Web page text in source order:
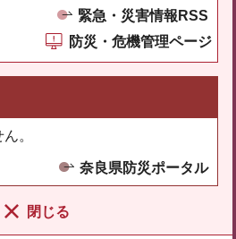
緊急・災害情報RSS
防災・危機管理ページ
。
奈良県防災ポータル
閉じる